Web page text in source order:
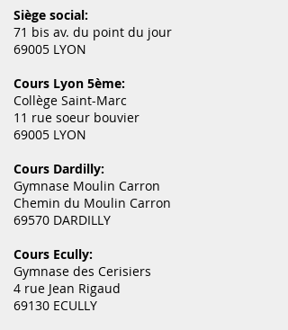
Siège social:
71 bis av. du point du jour
69005 LYON
Cours Lyon 5ème:
Collège Saint-Marc
11 rue soeur bouvier
69005 LYON
Cours Dardilly:
Gymnase Moulin Carron
Chemin du Moulin Carron
69570 DARDILLY
Cours Ecully:
Gymnase des Cerisiers
4 rue Jean Rigaud
69130 ECULLY